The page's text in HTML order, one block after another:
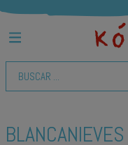
BLANCANIEVES